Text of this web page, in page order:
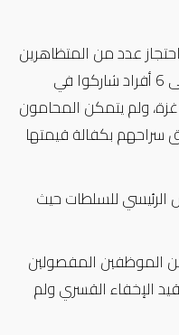
عدد من المتظاهرين
وفي ذات السياق تم القبض على 6 أفراد شاركوا في
على غزة، ولم يتمكن المحامون
سراحهمبكفالة قيمتها
الرئيسي للسلطات حيث
الثاني تم احتجاز ستة من الموظفين المفصولين
الإخفاء القسري ولم